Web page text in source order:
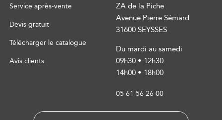
Service après-vente
Devis gratuit
Télécharger le catalogue
Avis clients
ZA de la Piche
Avenue Pierre Sémard
31600 SEYSSES
Du mardi au samedi
09h30 • 12h30
14h00 • 18h00
05 61 56 26 00